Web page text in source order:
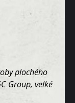
plochého
Group, velké